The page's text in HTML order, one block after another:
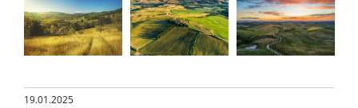
19.01.2025